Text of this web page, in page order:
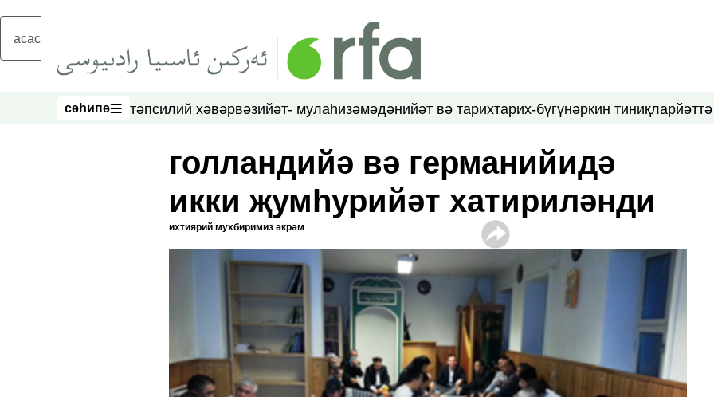
асаслиқ мәзмунға атлаң
сәһипә тәпсилий хәвәрвәзийәт- мулаһизәмәдәнийәт вә тарихтарих-бүгүнәркин тиниқлар
голландийә вә германийидә
икки җумһурийәт хатириләнди
ихтиярий мухбиримиз әкрәм